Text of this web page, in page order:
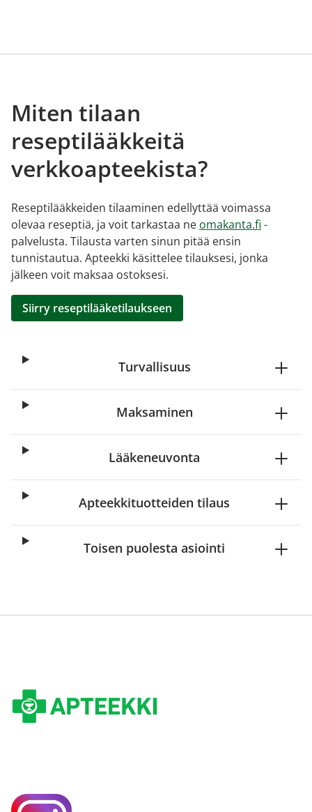
Miten tilaan
reseptilääkkeitä
verkkoapteekista?
Reseptilääkkeiden tilaaminen edellyttää voimassa
olevaa reseptiä, ja voit tarkastaa ne omakanta.fi -
palvelusta. Tilausta varten sinun pitää ensin
tunnistautua. Apteekki käsittelee tilauksesi, jonka
jälkeen voit maksaa ostoksesi.
Siirry reseptilääketilaukseen
Turvallisuus
Maksaminen
Lääkeneuvonta
Apteekkituotteiden tilaus
Toisen puolesta asiointi